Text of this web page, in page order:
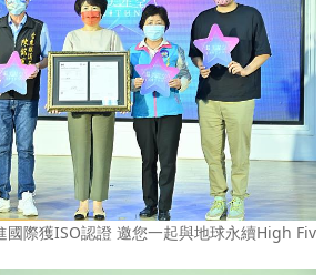
國際獲ISO認證 邀您一起與地球永續High Fiv